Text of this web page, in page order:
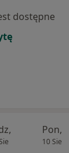
dostępne
Pon,
10 Sie